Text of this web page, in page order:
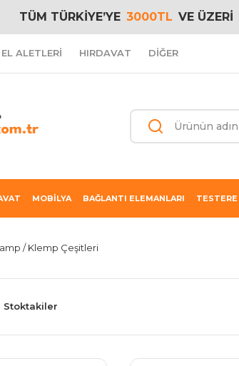
TÜM TÜRKİYE’YE 3000TL VE ÜZERİ
ALETLERİ HIRDAVAT DİĞER
MOBİLYA BAĞLANTI ELEMANLARI TESTERE
/ Klemp Çeşitleri
Stoktakiler